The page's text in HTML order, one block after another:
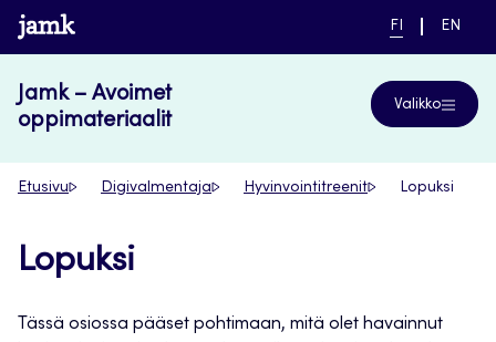
Siirry
suoraan
www.jamk.fi
NYKYINEN
FI
VAIHDA
EN
Jamk – Avoimet
oppimateriaalit
Valikko
Etusivu Digivalmentaja Hyvinvointitreenit Lopuksi
Lopuksi
Tässä osiossa pääset pohtimaan, mitä olet havainnut